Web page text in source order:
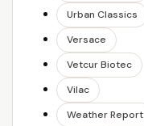
Urban Classics
Versace
Vetcur Biotec
Vilac
Weather Report